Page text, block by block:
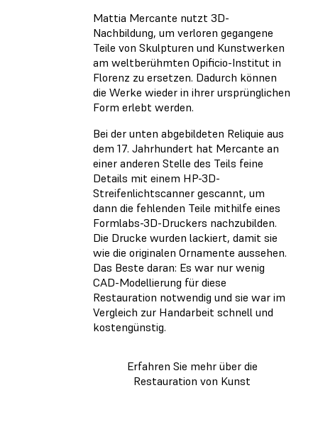
Mattia Mercante nutzt 3D-
Nachbildung, um verloren gegangene
Teile von Skulpturen und Kunstwerken
am weltberühmten Opificio-Institut in
Florenz zu ersetzen. Dadurch können
die Werke wieder in ihrer ursprünglichen
Form erlebt werden.
Bei der unten abgebildeten Reliquie aus
dem 17. Jahrhundert hat Mercante an
einer anderen Stelle des Teils feine
Details mit einem HP-3D-
Streifenlichtscanner gescannt, um
dann die fehlenden Teile mithilfe eines
Formlabs-3D-Druckers nachzubilden.
Die Drucke wurden lackiert, damit sie
wie die originalen Ornamente aussehen.
Das Beste daran: Es war nur wenig
CAD-Modellierung für diese
Restauration notwendig und sie war im
Vergleich zur Handarbeit schnell und
kostengünstig.
Erfahren Sie mehr über die
Restauration von Kunst